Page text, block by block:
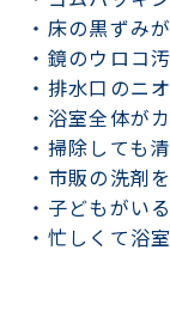
・床の黒ずみ
・鏡のウロコ
・排水口のニ
・浴室全体が
・掃除しても
・市販の洗剤
・子どもがい
・忙しくて浴